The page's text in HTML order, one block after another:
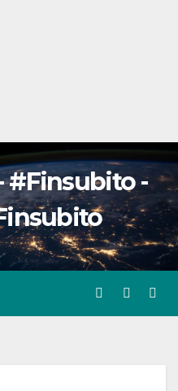
#Finsubito -